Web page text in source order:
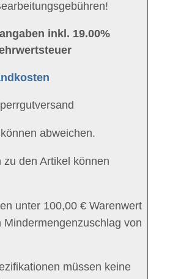
inkl. 19.00%
abweichen.
zu den Artikel können
unter 100,00 € Warenwert
Mindermengenzuschlag von
müssen keine